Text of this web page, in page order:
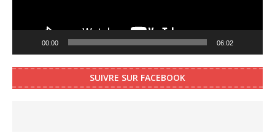
00:00 06:02
SUIVRE SUR FACEBOOK